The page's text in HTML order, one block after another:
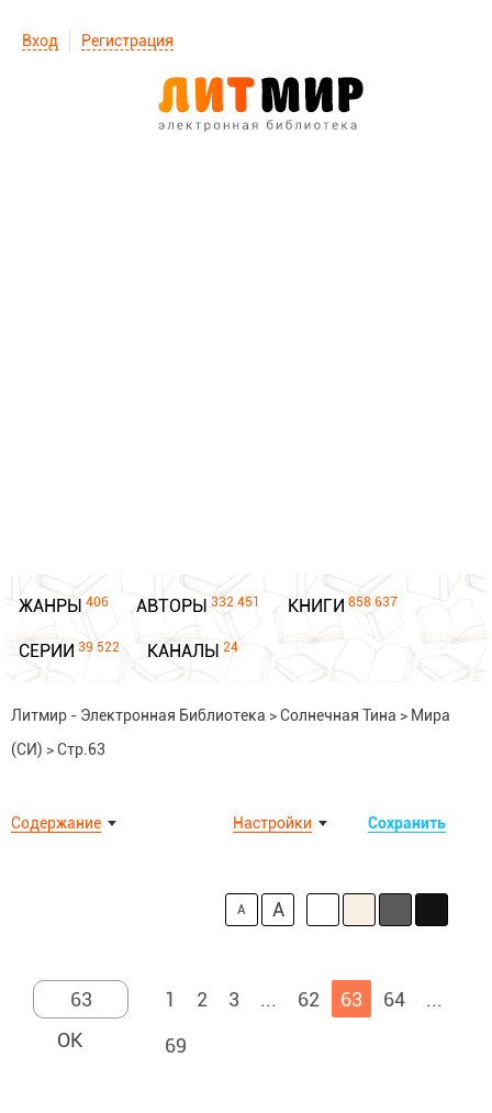
Вход Регистрация
ЖАНРЫ 406 АВТОРЫ 332 451 КНИГИ 858 637
СЕРИИ 39 522 КАНАЛЫ 24
Литмир - Электронная Библиотека >Солнечная Тина > Мира
(СИ) >Стр.63
Содержание Сохранить
Настройки
A A
1 2 3 ... 62 63 64
...
69